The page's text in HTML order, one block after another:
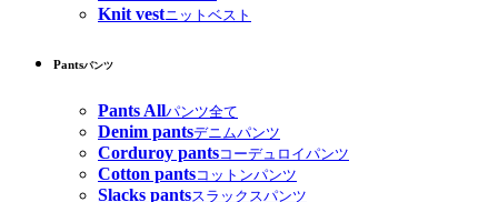
Knit vestニットベスト
Pantsパンツ
Pants Allパンツ全て
Denim pantsデニムパンツ
Corduroy pantsコーデュロイパンツ
Cotton pantsコットンパンツ
Slacks pantsスラックスパンツ